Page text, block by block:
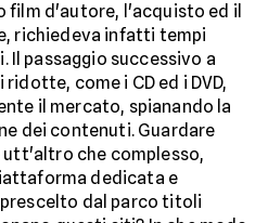
film d'autore, l'acquisto ed il
richiedeva infatti tempi
Il passaggio successivo a
come i CD ed i DVD,
il mercato, spianando la
dei contenuti. Guardare
utt'altro che complesso,
dedicata e
dal parco titoli